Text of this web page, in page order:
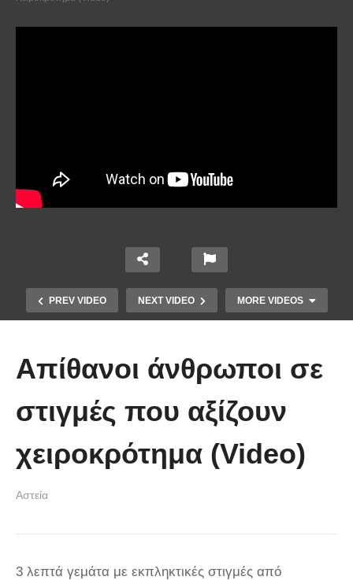
PREV VIDEO NEXT VIDEO MORE VIDEOS
Απολαυστικοί Μέριλ Στριπ και Τομ
άλλον
Απίθανοι άνθρωποι σε
στιγμές που αξίζουν
χειροκρότημα (Video)
Αστεία
3 λεπτά γεμάτα με εκπληκτικές στιγμές από